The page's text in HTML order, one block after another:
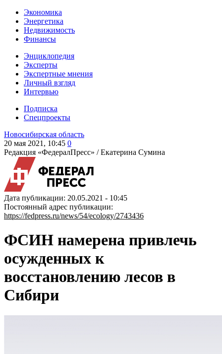
Экономика
Энергетика
Недвижимость
Финансы
Энциклопедия
Эксперты
Экспертные мнения
Личный взгляд
Интервью
Подписка
Спецпроекты
Новосибирская область
20 мая 2021, 10:45 0
Редакция «ФедералПресс» /Екатерина Сумина
Дата публикации: 20.05.2021 - 10:45
Постоянный адрес публикации:
https://fedpress.ru/news/54/ecology/2743436
ФСИН намерена привлечь
осужденных к
восстановлению лесов в
Сибири